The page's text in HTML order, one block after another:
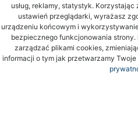
usług, reklamy, statystyk.
ustawień przeglądarki, wyrażasz
urządzeniu końcowym i
bezpiecznego funkcjonowania
zarządzać plikami cookies,
informacji o tym jak przetwarzamy